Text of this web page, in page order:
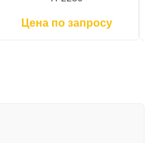
Цена по запросу